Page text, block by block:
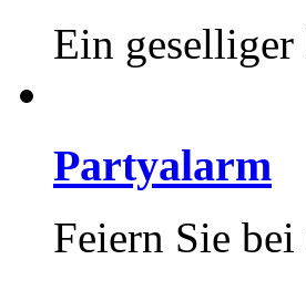
Ein
Partyalarm
Feiern Sie